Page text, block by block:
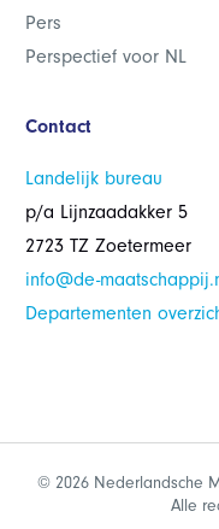
Pers
Perspectief voor NL
Contact
Landelijk bureau
p/a Lijnzaadakker 5
2723 TZ Zoetermeer
info@de-
Departementen
© 2026 Nederlandsche
Alle